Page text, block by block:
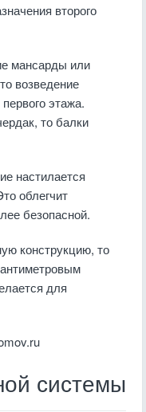
второго
мансарды или
возведение
этажа.
то балки
настилается
облегчит
безопасной.
конструкцию, то
для
системы